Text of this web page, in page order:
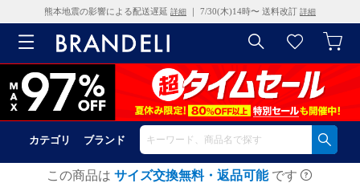
熊本地震の影響による配送遅延 詳細 ｜ 7/30(木)14時〜 送料改訂 詳細
カテゴリ ブランド
この商品は サイズ交換無料・返品可能 です